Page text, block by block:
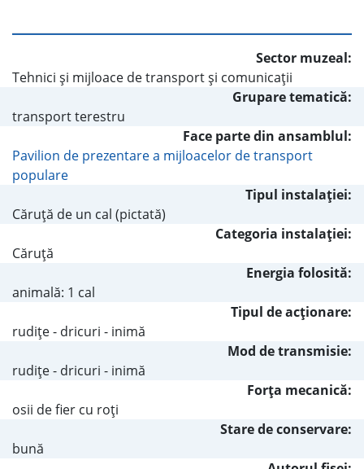
Sector muzeal:
Tehnici şi mijloace de transport şi comunicaţii
Grupare tematică:
transport terestru
Face parte din ansamblul:
Pavilion de prezentare a mijloacelor de transport
populare
Tipul instalaţiei:
Căruţă de un cal (pictată)
Categoria instalaţiei:
Căruţă
Energia folosită:
animală: 1 cal
Tipul de acţionare:
rudiţe - dricuri - inimă
Mod de transmisie:
rudiţe - dricuri - inimă
Forţa mecanică:
osii de fier cu roţi
Stare de conservare:
bună